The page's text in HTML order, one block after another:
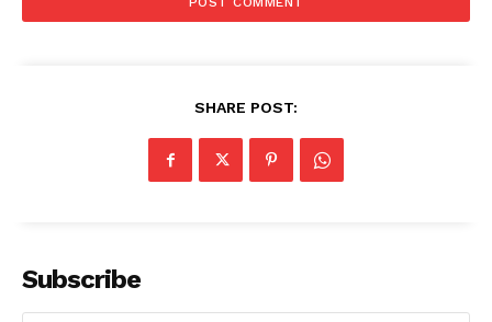
SHARE POST:
Subscribe